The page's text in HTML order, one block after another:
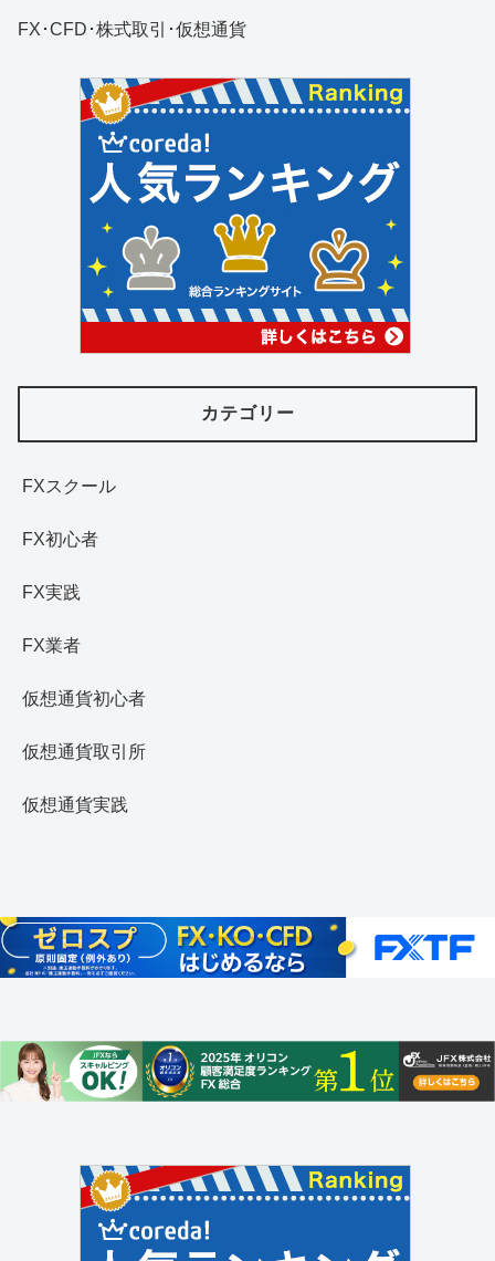
FX･CFD･株式取引･仮想通貨
カテゴリー
FXスクール
FX初心者
FX実践
FX業者
仮想通貨初心者
仮想通貨取引所
仮想通貨実践